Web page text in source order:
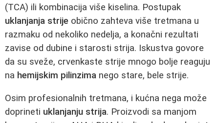
(TCA) ili kombinacija više kiselina. Postupak
uklanjanja strije obično zahteva više tretmana u
razmaku od nekoliko nedelja, a konačni rezultati
zavise od dubine i starosti strija. Iskustva govore
da su sveže, crvenkaste strije mnogo bolje reaguju
na hemijskim pilinzima nego stare, bele strije.
Osim profesionalnih tretmana, i kućna nega može
doprineti uklanjanju strija. Proizvodi sa manjom